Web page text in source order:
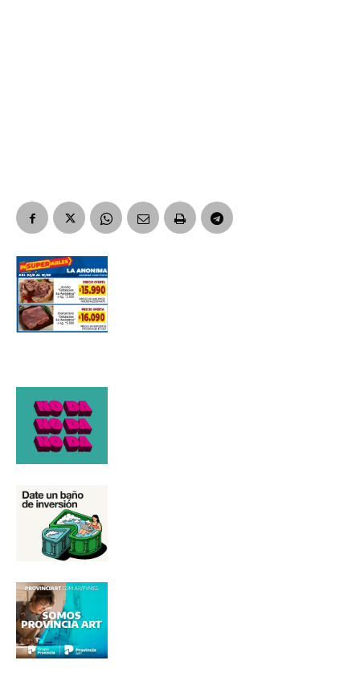
Nombre
Apellidos
Número de teléfono